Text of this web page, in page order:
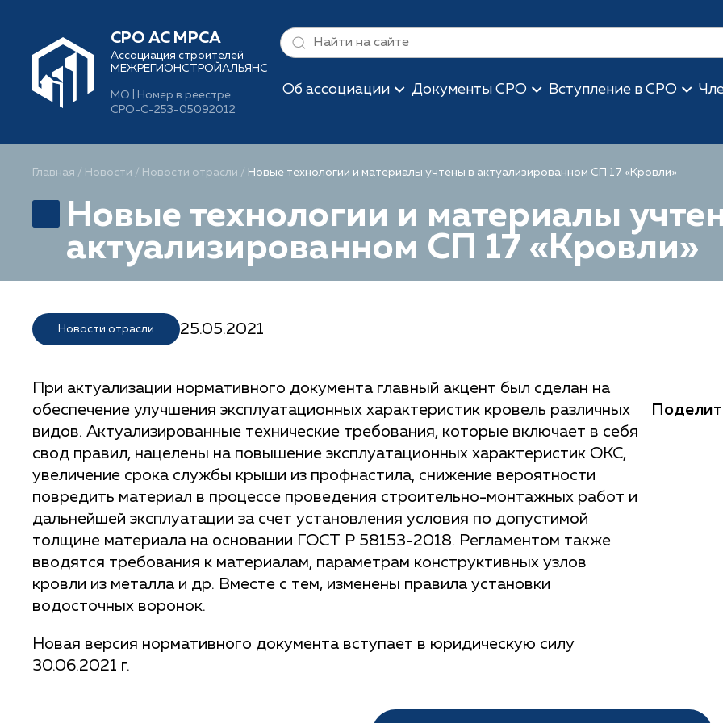
СРО АС МРСА
Ассоциация строителей
МЕЖРЕГИОНСТРОЙАЛЬЯНС
МО | Номер в реестре
СРО-С-253-05092012
Об ассоциации Документы СРО Вступление в СРО
Главная / Новости / Новости отрасли / Новые технологии и материалы учтены в актуализированном СП 17 «Кровли»
Новые технологии и материалы
актуализированном СП 17 «Кровли»
Новости отрасли 25.05.2021
При актуализации нормативного документа главный акцент был сделан на
обеспечение улучшения эксплуатационных характеристик кровель различных
видов. Актуализированные технические требования, которые включает в себя
свод правил, нацелены на повышение эксплуатационных характеристик ОКС,
увеличение срока службы крыши из профнастила, снижение вероятности
повредить материал в процессе проведения строительно-монтажных работ и
дальнейшей эксплуатации за счет установления условия по допустимой
толщине материала на основании ГОСТ Р 58153-2018. Регламентом также
вводятся требования к материалам, параметрам конструктивных узлов
кровли из металла и др. Вместе с тем, изменены правила установки
водосточных воронок.
Новая версия нормативного документа вступает в юридическую силу
30.06.2021 г.